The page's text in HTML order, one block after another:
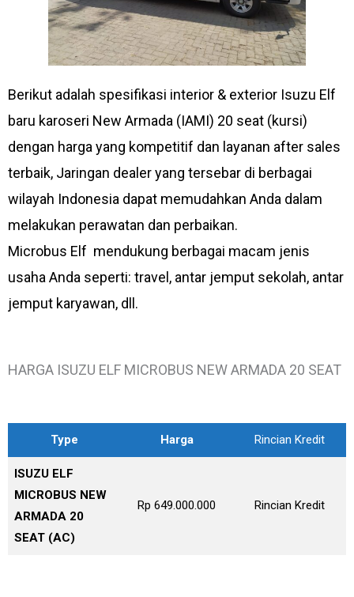
Berikut adalah spesifikasi interior & exterior Isuzu Elf
baru karoseri New Armada (IAMI) 20 seat (kursi)
dengan harga yang kompetitif dan layanan after sales
terbaik, Jaringan dealer yang tersebar di berbagai
wilayah Indonesia dapat memudahkan Anda dalam
melakukan perawatan dan perbaikan.
Microbus Elf mendukung berbagai macam jenis
usaha Anda seperti: travel, antar jemput sekolah, antar
jemput karyawan, dll.
HARGA ISUZU ELF MICROBUS NEW ARMADA 20 SEAT
Type Harga Rincian Kredit
ISUZU ELF
MICROBUS NEW
ARMADA 20
SEAT (AC)
Rp 649.000.000 Rincian Kredit